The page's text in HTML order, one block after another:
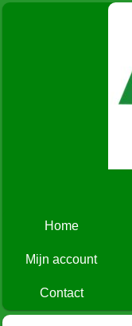
Home
Mijn account
Contact